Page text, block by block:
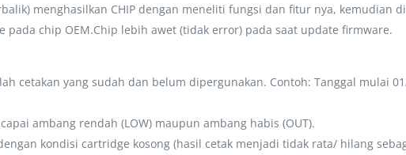
menghasilkan CHIP dengan meneliti fungsi dan fitur nya, kemudian
pada chip OEM.Chip lebih awet (tidak error) pada saat update firmware.
cetakan yang sudah dan belum dipergunakan. Contoh: Tanggal mulai
ambang rendah (LOW) maupun ambang habis (OUT).
kondisi cartridge kosong (hasil cetak menjadi tidak rata/ hilang